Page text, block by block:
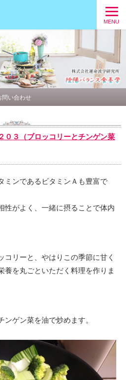
MENU
問い合わせ
０３（ブロッコリーとチンゲン菜
ミンであるビタミンＡも豊富で
性がよく、一緒に摂ることで体内
コリーと、やはりこの季節に甘く
養を丸ごといただく料理を作りま
ンゲン菜を油で炒めます。